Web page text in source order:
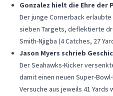
Gonzalez hielt die Ehre der
Der junge Cornerback
sieben Targets, deflektierte
Smith-Njigba (4 Catches, 27
Jason Myers schrieb
Der Seahawks-Kicker
damit einen neuen Super-
Versuche aus jeweils 41 Yards